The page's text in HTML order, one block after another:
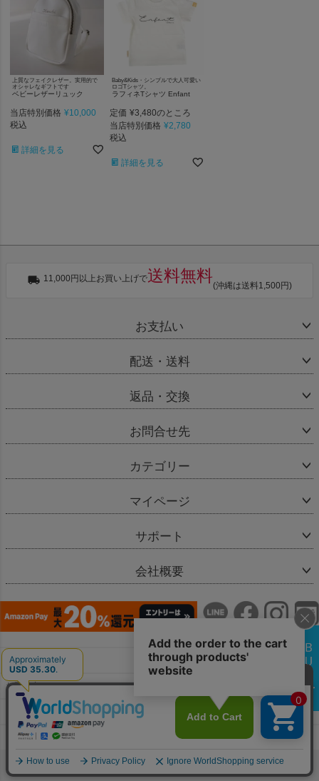
上質なフェイクレザー。実用的で
オシャレなギフトです
ベビーレザーリュック
当店特別価格 ¥10,000
税込
詳細を見る
Baby&Kids・シンプルで大人可愛い
ロゴTシャツ。
ラフィネTシャツ Enfant
定価 ¥3,480のところ
当店特別価格 ¥2,780
税込
詳細を見る
11,000円以上お買い上げで送料無料
(沖縄は送料1,500円)
お支払い
配送・送料
返品・交換
お問合せ先
カテゴリー
マイページ
サポート
会社概要
会社概要
お問い合わせ
特定商取引法に基づく表示
個人情報の取扱
copyright(c) Bellevie Enfant & co.,Ltd.All Rights Reserved.